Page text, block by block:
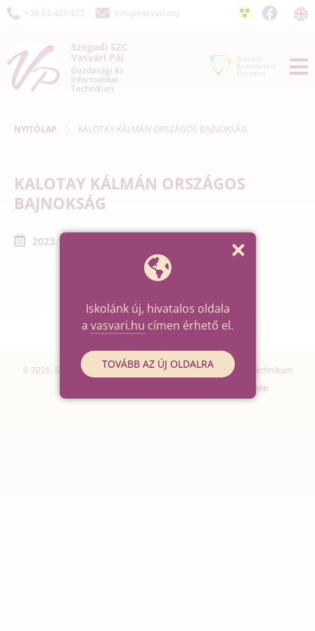
+36-62 425-322 info@vasvari.org
Szegedi SZC
Vasvári Pál
Gazdasági és
Informatikai
Technikum
NYITÓLAP KALOTAY KÁLMÁN ORSZÁGOS BAJNOKSÁG
KALOTAY KÁLMÁN ORSZÁGOS
BAJNOKSÁG
2023.11.06. - 2023.11.23.
© 2026. Szegedi SZC Vasvári Pál Gazdasági és Informatikai Technikum
Oldaltérkép
Iskolánk új, hivatalos oldala
a vasvari.hu címen érhető el.
TOVÁBB AZ ÚJ OLDALRA